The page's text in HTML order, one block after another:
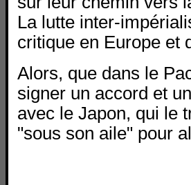
La lutte inter-
critique en Europe et
Alors, que dans le
signer un accord et
avec le Japon, qui le
"sous son aile" pour